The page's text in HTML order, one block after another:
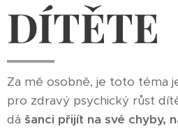
DÍTĚTE
Za mě osobně, je toto téma
pro zdravý psychický růst
dá šanci přijít na své chyby,